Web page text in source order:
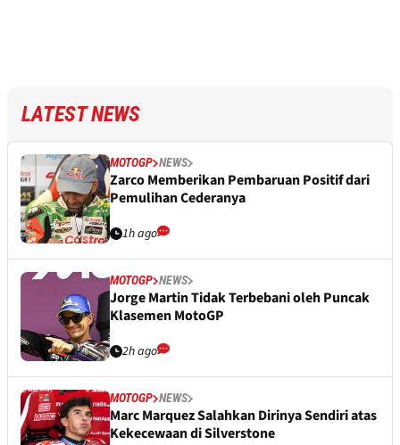
LATEST NEWS
MOTOGP NEWS
Zarco Memberikan Pembaruan Positif dari
Pemulihan Cederanya
1h ago
MOTOGP NEWS
Jorge Martin Tidak Terbebani oleh Puncak
Klasemen MotoGP
2h ago
MOTOGP NEWS
Marc Marquez Salahkan Dirinya Sendiri atas
Kekecewaan di Silverstone